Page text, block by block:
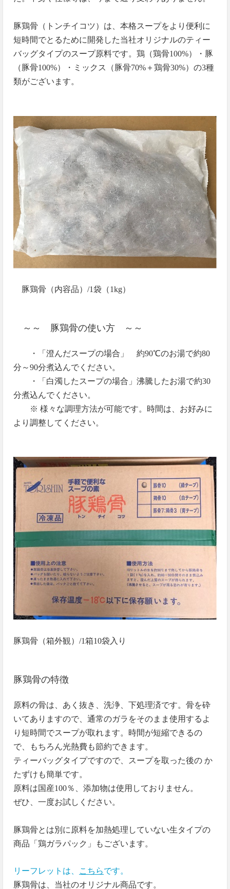
豚鶏骨（トンチイコツ）は、本格スープをより便利に
短時間でとるために開発した当社オリジナルのティー
バッグタイプのスープ原料です。鶏（鶏骨100%）・豚
（豚骨100%）・ミックス（豚骨70%＋鶏骨30%）の3種
類がございます。
豚鶏骨（内容品）/1袋（1kg）
～～ 豚鶏骨の使い方 ～～
・「澄んだスープの場合」 約90℃のお湯で約80
分～90分煮込んでください。
・「白濁したスープの場合」沸騰したお湯で約30
分煮込んでください。
※ 様々な調理方法が可能です。時間は、お好みに
より調整してください。
豚鶏骨（箱外観）/1箱10袋入り
豚鶏骨の特徴
原料の骨は、あく抜き、洗浄、下処理済です。骨を砕
いてありますので、通常のガラをそのまま使用するよ
り短時間でスープが取れます。時間が短縮できるの
で、もちろん光熱費も節約できます。
ティーバッグタイプですので、スープを取った後の か
たずけも簡単です。
原料は国産100％、添加物は使用しておりません。
ぜひ、一度お試しください。
豚鶏骨とは別に原料を加熱処理していない生タイプの
商品「鶏ガラパック」もございます。
リーフレットは、 こちらです。
豚鶏骨は、当社のオリジナル商品です。